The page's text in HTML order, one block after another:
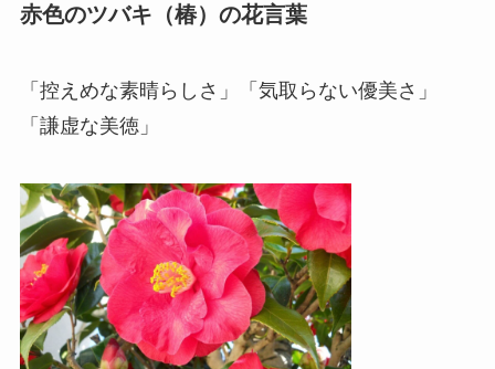
赤色のツバキ（椿）の花言葉
「控えめな素晴らしさ」「気取らない優美さ」
「謙虚な美徳」